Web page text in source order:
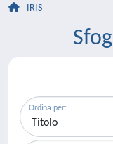
IRIS
Ordina per: